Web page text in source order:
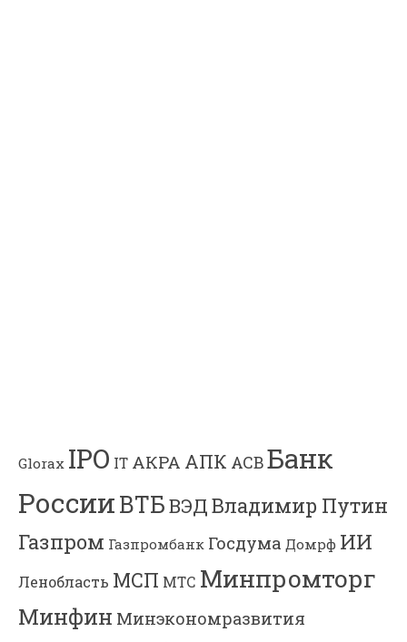
Glorax IPO IT АКРА АПК АСВБанк
РоссииВТБВЭДВладимир Путин
Газпром Газпромбанк Госдума Домрф ИИ
Ленобласть МСП МТС Минпромторг
Минфин Минэкономразвития